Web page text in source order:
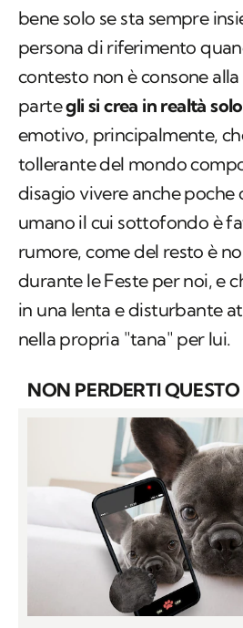
bene solo se sta sempre
persona di riferimento
contesto non è consone
partegli si crea in realtà
emotivo, principalmente,
tollerante del mondo
disagio vivere anche poche
umano il cui sottofondo è
rumore, come del resto è
durante le Feste per noi, e
in una lenta e disturbante
nella propria "tana" per lui.
NON PERDERTI